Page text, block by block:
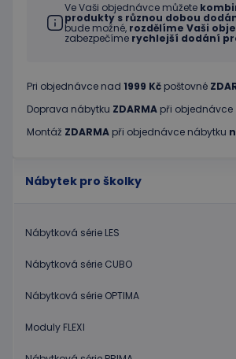
Nábytek pro školky
Nábytková série LES
Nábytková série CUBO
Nábytková série OPTIMA
Moduly FLEXI
Ve Vaši objednávce můžete
produkty s různou dobou
bude možné, rozdělíme Vaši
zabezpečíme rychlejší dodání
Pri objednávce nad 1999 Kč poštovné
Doprava nábytku ZDARMA při objednávce
Montáž ZDARMA při objednávce nábytku